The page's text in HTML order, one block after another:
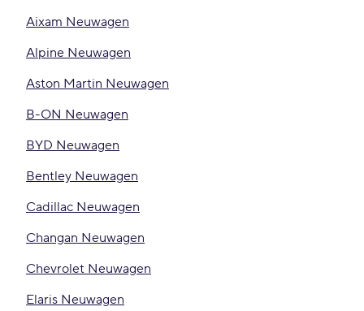
Aixam Neuwagen
Alpine Neuwagen
Aston Martin Neuwagen
B-ON Neuwagen
BYD Neuwagen
Bentley Neuwagen
Cadillac Neuwagen
Changan Neuwagen
Chevrolet Neuwagen
Elaris Neuwagen